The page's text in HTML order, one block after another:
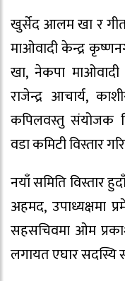
खुर्सेद आलम खा र
माओवादी केन्द्र
खा, नेकपा माओवादी
राजेन्द्र आचार्य,
कपिलवस्तु संयोजक
वडा कमिटी विस्तार
नयाँ समिति विस्तार
अहमद, उपाध्यक्षमा
सहसचिवमा ओम
लगायत एघार सदस्यि